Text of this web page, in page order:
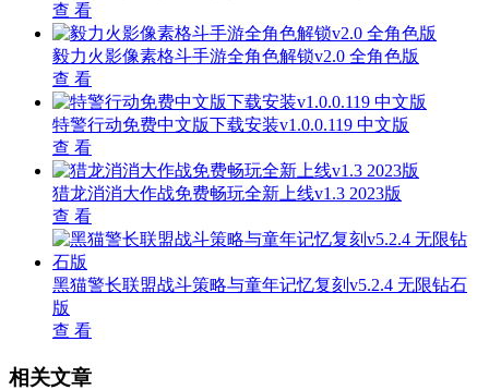
查 看
毅力火影像素格斗手游全角色解锁v2.0 全角色版
查 看
特警行动免费中文版下载安装v1.0.0.119 中文版
查 看
猎龙消消大作战免费畅玩全新上线v1.3 2023版
查 看
黑猫警长联盟战斗策略与童年记忆复刻v5.2.4 无限钻石
版
查 看
相关文章